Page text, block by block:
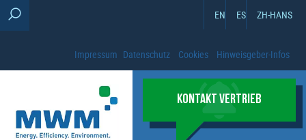
EN ES ZH-HANS
Impressum Datenschutz Cookies Hinweisgeber-Infos
KONTAKT VERTRIEB